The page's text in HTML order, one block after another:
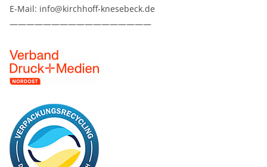
E-Mail: info@kirchhoff-knesebeck.de
—————————————————